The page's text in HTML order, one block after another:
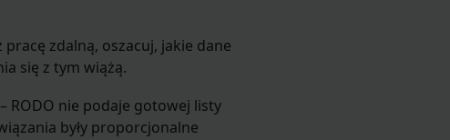
zdalną, oszacuj, jakie dane
się z tym wiążą.
– RODO nie podaje gotowej listy
były proporcjonalne